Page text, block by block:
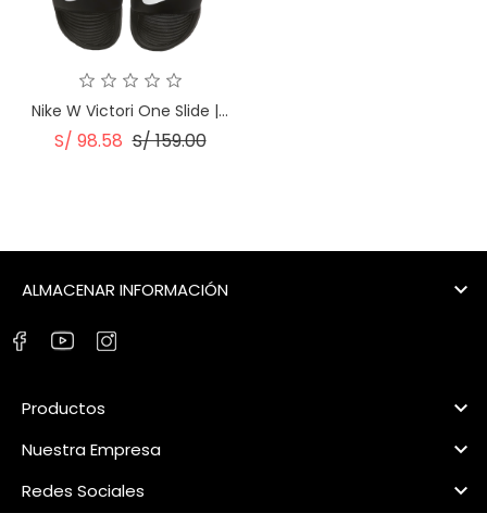
Nike W Victori One Slide |...
S/ 98.58 Precio
S/ 159.00Precio
ALMACENAR INFORMACIÓN 
Productos 
Nuestra Empresa 
Redes Sociales 